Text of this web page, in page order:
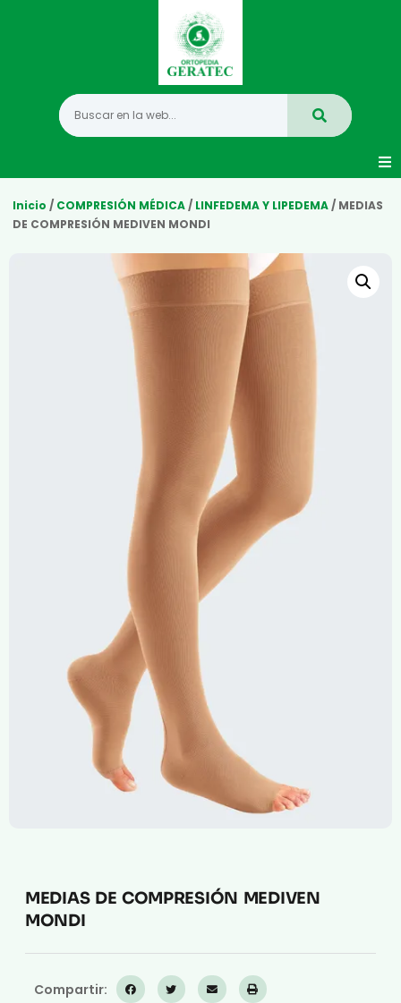
Movilidad
Compresión Médica
Fabricación a Medida
Inicio / COMPRESIÓN MÉDICA/ LINFEDEMA Y LIPEDEMA/ MEDIAS
DE COMPRESIÓN MEDIVEN MONDI
MEDIAS DE COMPRESIÓN MEDIVEN
MONDI
Compartir: